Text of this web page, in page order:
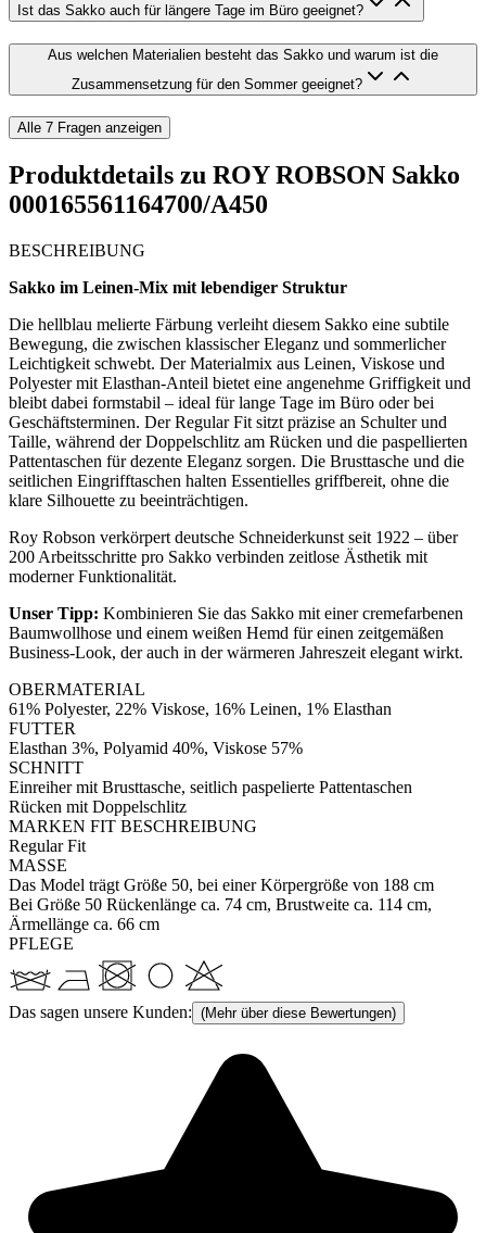
Ist das Sakko auch für längere Tage im Büro geeignet?
Aus welchen Materialien besteht das Sakko und warum ist die
Zusammensetzung für den Sommer geeignet?
Alle 7 Fragen anzeigen
Produktdetails zu ROY ROBSON Sakko
000165561164700/A450
BESCHREIBUNG
Sakko im Leinen-Mix mit lebendiger Struktur
Die hellblau melierte Färbung verleiht diesem Sakko eine subtile
Bewegung, die zwischen klassischer Eleganz und sommerlicher
Leichtigkeit schwebt. Der Materialmix aus Leinen, Viskose und
Polyester mit Elasthan-Anteil bietet eine angenehme Griffigkeit und
bleibt dabei formstabil – ideal für lange Tage im Büro oder bei
Geschäftsterminen. Der Regular Fit sitzt präzise an Schulter und
Taille, während der Doppelschlitz am Rücken und die paspellierten
Pattentaschen für dezente Eleganz sorgen. Die Brusttasche und die
seitlichen Eingrifftaschen halten Essentielles griffbereit, ohne die
klare Silhouette zu beeinträchtigen.
Roy Robson verkörpert deutsche Schneiderkunst seit 1922 – über
200 Arbeitsschritte pro Sakko verbinden zeitlose Ästhetik mit
moderner Funktionalität.
Unser Tipp: Kombinieren Sie das Sakko mit einer cremefarbenen
Baumwollhose und einem weißen Hemd für einen zeitgemäßen
Business-Look, der auch in der wärmeren Jahreszeit elegant wirkt.
OBERMATERIAL
61% Polyester, 22% Viskose, 16% Leinen, 1% Elasthan
FUTTER
Elasthan 3%, Polyamid 40%, Viskose 57%
SCHNITT
Einreiher mit Brusttasche, seitlich paspelierte Pattentaschen
Rücken mit Doppelschlitz
MARKEN FIT BESCHREIBUNG
Regular Fit
MASSE
Das Model trägt Größe 50, bei einer Körpergröße von 188 cm
Bei Größe 50 Rückenlänge ca. 74 cm, Brustweite ca. 114 cm,
Ärmellänge ca. 66 cm
PFLEGE
Das sagen unsere Kunden: (Mehr über diese Bewertungen)